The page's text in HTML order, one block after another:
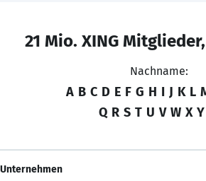
21 Mio. XING
Nachname:
A B C D E F G H I J K L
Q R S T U V W X Y
Unternehmen